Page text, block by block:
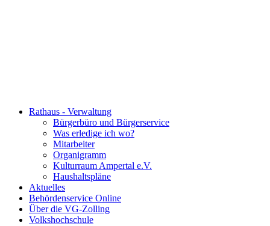
Rathaus - Verwaltung
Bürgerbüro und Bürgerservice
Was erledige ich wo?
Mitarbeiter
Organigramm
Kulturraum Ampertal e.V.
Haushaltspläne
Aktuelles
Behördenservice Online
Über die VG-Zolling
Volkshochschule